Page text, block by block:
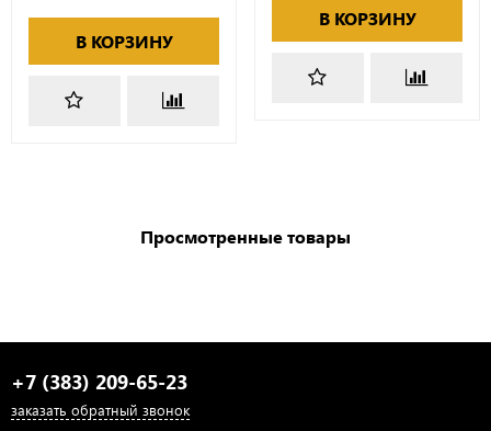
В КОРЗИНУ
В КОРЗИНУ
Просмотренные товары
+7 (383) 209-65-23
заказать обратный звонок